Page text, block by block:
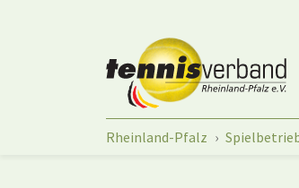
Sie sind hier:
Rheinland-Pfalz